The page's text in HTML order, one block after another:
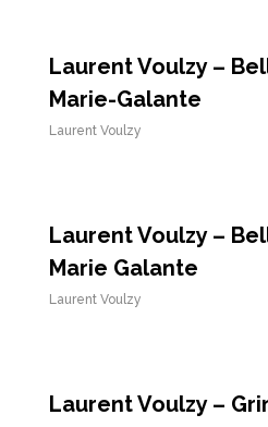
Laurent Voulzy –
Marie-Galante
Laurent Voulzy
Laurent Voulzy –
Marie Galante
Laurent Voulzy
Laurent Voulzy –